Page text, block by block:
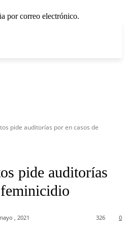
por correo electrónico.
pide auditorías por en casos de
pide auditorías
, 2021 0
326